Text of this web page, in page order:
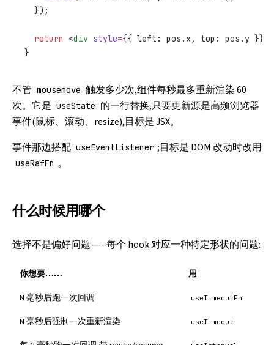
  });
  return
<div style={{ left: pos.x, top: pos.y }}
}
不管 mousemove 触发多少次,组件每秒最多重新渲染 60
次。它是 useState 的一行替换,只要更新源是高频浏览器
事件(鼠标、滚动、resize),目标是 JSX。
事件那边搭配 useEventListener ;目标是 DOM 改动时改用
useRafFn 。
什么时候用哪个
选择不是偏好问题——每个 hook 对应一种特定形状的问题:
你想要……
用
N 毫秒后跑一次回调
useTimeoutFn
N 毫秒后强制一次重新渲染 useTimeout